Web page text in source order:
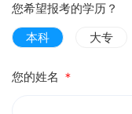
您希望报考的学历？
本科 大专
您的姓名 ＊